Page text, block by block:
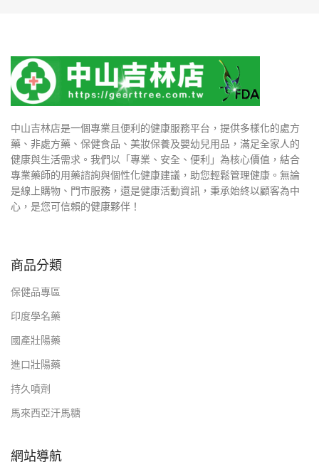
中山吉林店是一個專業且便利的健康服務平台，提供多樣化的處方
藥、非處方藥、保健食品、美妝保養及嬰幼兒用品，滿足全家人的
健康與生活需求。我們以「專業、安全、便利」為核心價值，結合
專業藥師的用藥諮詢與個性化健康建議，助您輕鬆管理健康。無論
是線上購物、門市服務，還是健康活動資訊，秉承始終以顧客為中
心，是您可信賴的健康夥伴！
商品分類
保健品專區
印度學名藥
國產壯陽藥
進口壯陽藥
持久噴劑
馬來西亞汗馬糖
網站導航